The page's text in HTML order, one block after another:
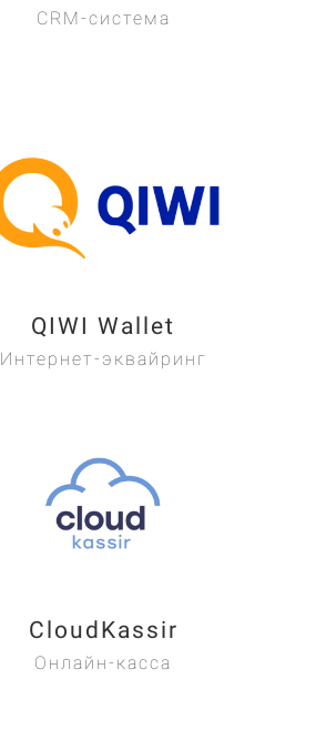
CRM-система
QIWI Wallet
Интернет-эквайринг
CloudKassir
Онлайн-касса